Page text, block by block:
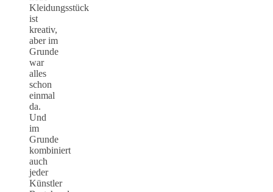
Kleidungsstück
ist
kreativ,
aber im
Grunde
war
alles
schon
einmal
da.
Und
im
Grunde
kombiniert
auch
jeder
Künstler